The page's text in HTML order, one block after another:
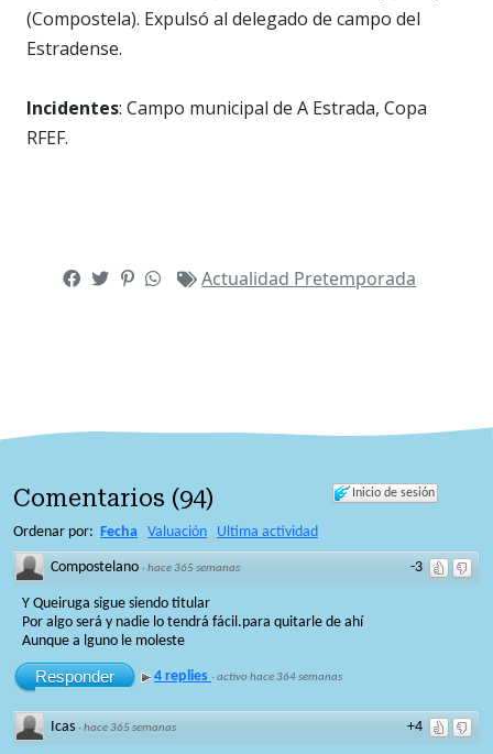
(Compostela). Expulsó al delegado de campo del
Estradense.
Incidentes: Campo municipal de A Estrada, Copa
RFEF.
Actualidad Pretemporada
Inicio de sesión
Comentarios (94)
Ordenar por: Fecha Valuación Ultima actividad
-3
Compostelano ·hace 365 semanas
Y Queiruga sigue siendo titular
Por algo será y nadie lo tendrá fácil.para quitarle de ahí
Aunque a lguno le moleste
Responder 4 replies ·activo hace 364 semanas
+4
Icas ·hace 365 semanas